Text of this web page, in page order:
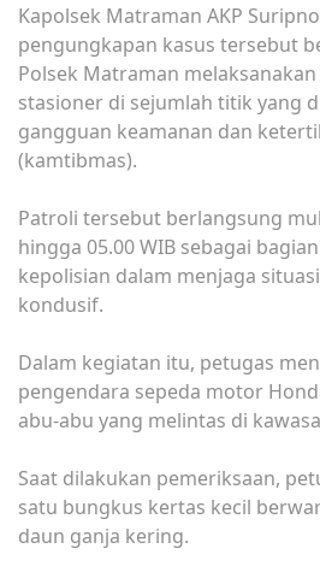
Kapolsek Matraman AKP
pengungkapan kasus tersebut
Polsek Matraman
stasioner di sejumlah titik yang
gangguan keamanan dan
(kamtibmas).
Patroli tersebut berlangsung
hingga 05.00 WIB sebagai
kepolisian dalam menjaga
kondusif.
Dalam kegiatan itu, petugas
pengendara sepeda motor
abu-abu yang melintas di
Saat dilakukan pemeriksaan,
satu bungkus kertas kecil
daun ganja kering.